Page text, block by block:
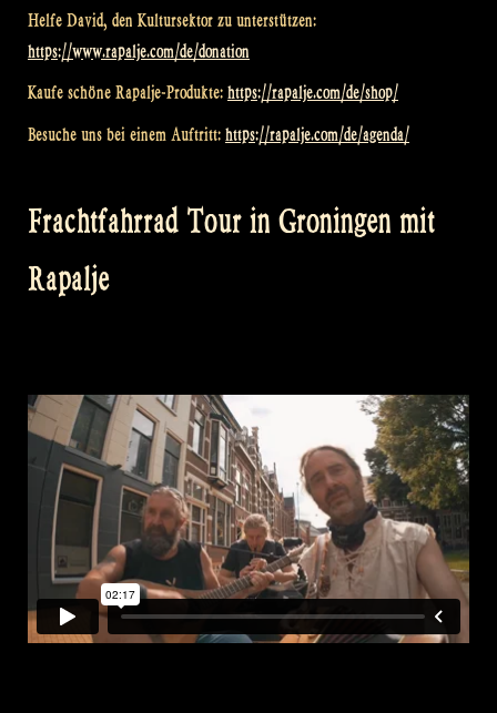
Helfe David, den Kultursektor zu unterstützen:
https://www.rapalje.com/de/donation
Kaufe schöne Rapalje-Produkte: https://rapalje.com/de/shop/
Besuche uns bei einem Auftritt: https://rapalje.com/de/agenda/
Frachtfahrrad Tour in Groningen mit
Rapalje